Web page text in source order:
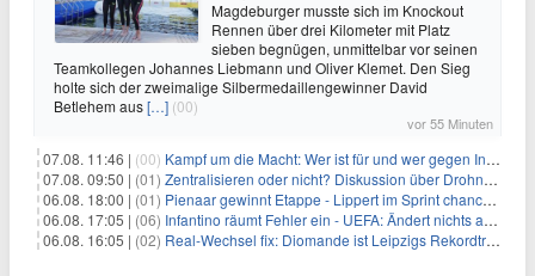
Magdeburger musste sich im Knockout
Rennen über drei Kilometer mit Platz
sieben begnügen, unmittelbar vor seinen
Teamkollegen Johannes Liebmann und Oliver Klemet. Den Sieg
holte sich der zweimalige Silbermedaillengewinner David
Betlehem aus[…] (00)
vor 55 Minuten
07.08. 11:46 | (00) Kampf um die Macht: Wer ist für und wer gegen Infantino?
07.08. 09:50 | (01) Zentralisieren oder nicht? Diskussion über Drohnenabwehr
06.08. 18:00 | (01) Pienaar gewinnt Etappe - Lippert im Sprint chancenlos
06.08. 17:05 | (06) Infantino räumt Fehler ein - UEFA: Ändert nichts an Boykott
06.08. 16:05 | (02) Real-Wechsel fix: Diomande ist Leipzigs Rekordtransfer